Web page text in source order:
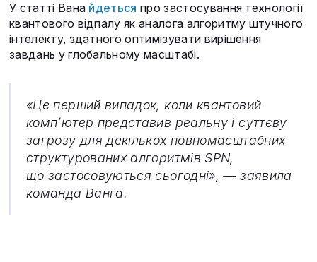
У статті Вана йдеться про застосування технології
квантового відпалу як аналога алгоритму штучного
інтелекту, здатного оптимізувати вирішення
завдань у глобальному масштабі.
«Це перший випадок, коли квантовий
комп’ютер представив реальну і суттєву
загрозу для декількох повномасштабних
структурованих алгоритмів SPN,
що застосовуються сьогодні», — заявила
команда Ванга.